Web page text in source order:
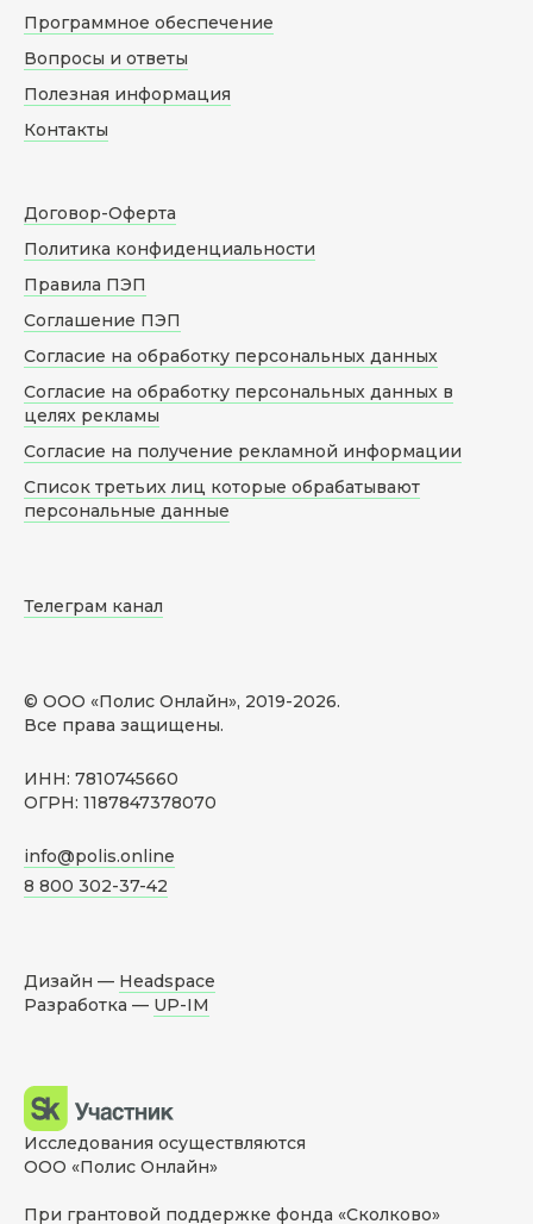
© ООО «Полис Онлайн», 2019-2026.
Все права защищены.
ИНН: 7810745660
ОГРН: 1187847378070
info@polis.online
8 800 302-37-42
Программное обеспечение
Вопросы и ответы
Полезная информация
Контакты
Договор-Оферта
Политика конфиденциальности
Правила ПЭП
Соглашение ПЭП
Согласие на обработку персональных данных
Согласие на обработку персональных данных в
целях рекламы
Согласие на получение рекламной информации
Список третьих лиц которые обрабатывают
персональные данные
Телеграм канал
Дизайн — Headspace
Разработка — UP-IM
Исследования осуществляются
ООО «Полис Онлайн»
При грантовой поддержке фонда «Сколково»